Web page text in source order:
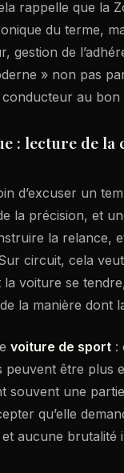
rappelle que la
du terme,
gestion de
» non pas
conducteur au
: lecture de
d’excuser un
la précision, et
la relance,
circuit, cela
voiture se
la manière dont
voiture de sport :
peuvent être plus
souvent une
qu’elle
aucune brutalité